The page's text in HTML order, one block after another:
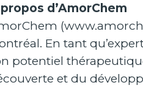
d’AmorChem
(
En tant
potentiel
et du